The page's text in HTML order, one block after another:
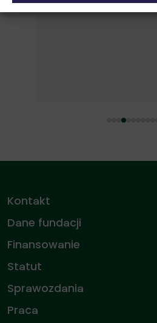
Kontakt
Dane fundacji
Finansowanie
Statut
Sprawozdania
Praca